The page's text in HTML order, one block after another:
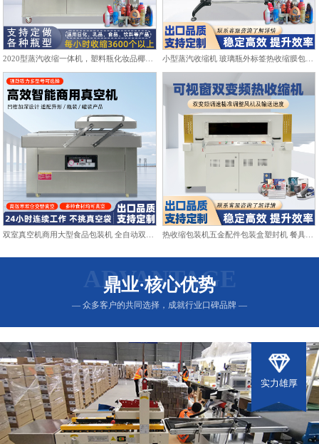
ADVANTAGE
鼎业·核心优势
— 众多客户的共同选择，成就行业口碑品牌 —
实力雄厚